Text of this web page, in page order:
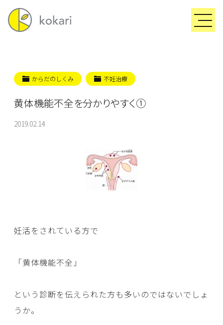
からだのしくみ 不妊治療
黄体機能不全を分かりやすく①
2019.02.14
妊活をされている方で
「黄体機能不全」
という診断を伝えられた方も多いのではないでしょ
うか。